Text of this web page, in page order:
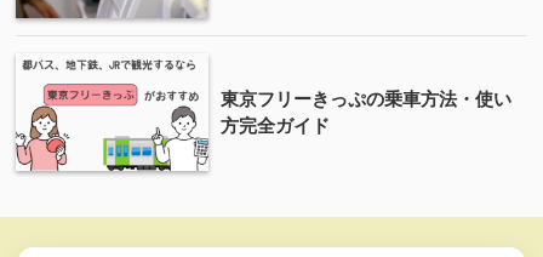
東京フリーきっぷの乗車方法・使い
方完全ガイド